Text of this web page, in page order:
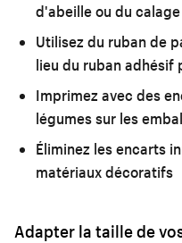
d'abeille ou du
Utilisez du ruban de
lieu du ruban adhésif
Imprimez avec des
légumes sur les
Éliminez les encarts
matériaux décoratifs
Adapter la taille de